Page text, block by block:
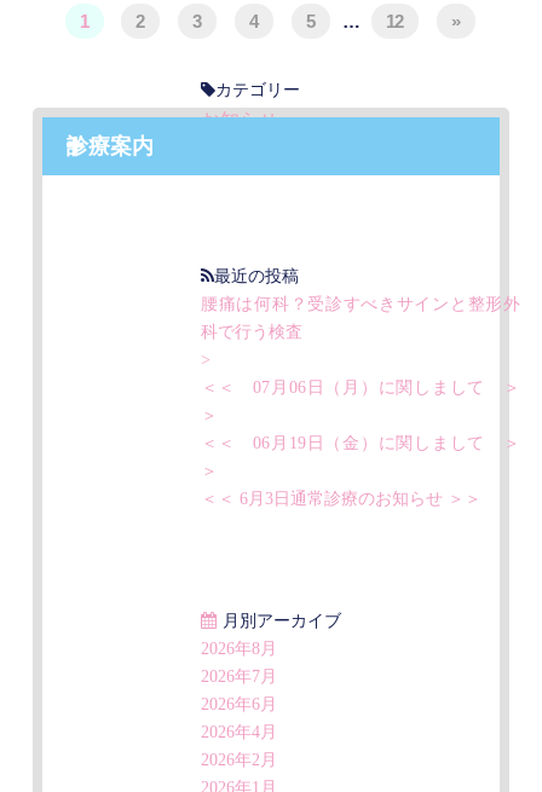
1 2 3 4 5 … 12 »
カテゴリー
お知らせ
最近の投稿
腰痛は何科？受診すべきサインと整形外
科で行う検査
>
＜＜ 07月06日（月）に関しまして ＞
＞
＜＜ 06月19日（金）に関しまして ＞
＞
＜＜ 6月3日通常診療のお知らせ ＞＞
月別アーカイブ
2026年8月
2026年7月
2026年6月
2026年4月
2026年2月
2026年1月
診療案内